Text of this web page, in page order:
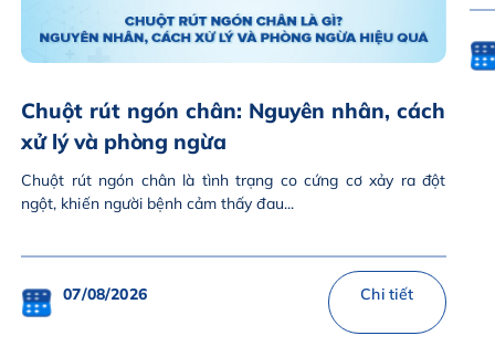
Chuột rút ngón chân: Nguyên nhân, cách
xử lý và phòng ngừa
Chuột rút ngón chân là tình trạng co cứng cơ xảy ra đột
ngột, khiến người bệnh cảm thấy đau...
07/08/2026 Chi tiết